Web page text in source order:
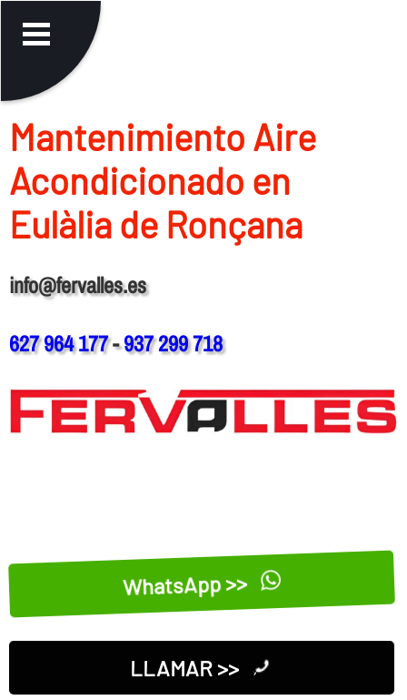
Mantenimiento Aire
Acondicionado en
Eulàlia de Ronçana
info@fervalles.es
627 964 177-937 299 718
WhatsApp >>
LLAMAR >>